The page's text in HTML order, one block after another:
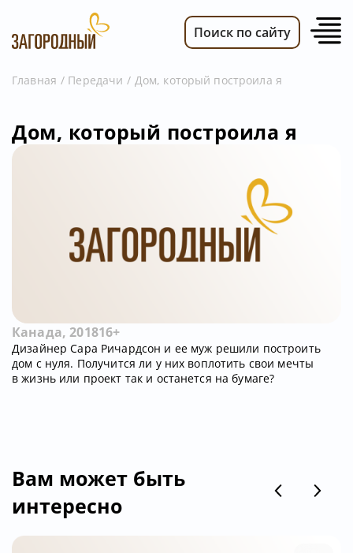
НОВОСТИ
ТЕЛЕПРОГРАММА
РЕКЛАМОДАТЕЛЯМ
Поиск по сайту
Главная Передачи Дом, который построила я
Дом, который построила я
Канада, 201816+
Дизайнер Сара Ричардсон и ее муж решили построить
дом с нуля. Получится ли у них воплотить свои мечты
в жизнь или проект так и останется на бумаге?
Вам может быть
интересно